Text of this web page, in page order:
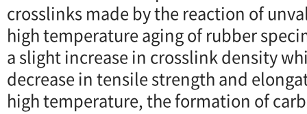
crosslinks made by the reaction of
high temperature aging of rubber
a slight increase in crosslink density
decrease in tensile strength and
high temperature, the formation of